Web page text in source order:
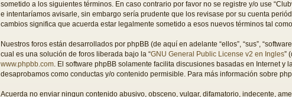
do
s
sometido a los siguientes términos. En caso contrario por favor no se registre y/o use
e intentaríamos avisarle, sin embargo sería prudente que los revisase por su cuenta
cambios significa que acuerda estar legalmente sometido a esos nuevos términos tal
Nuestros foros están desarrollados por phpBB (de aquí en adelante “ellos”, “sus”,
cual es una solución de foros liberada bajo la “GNU General Public License v2 en Ingles”
www.phpbb.com . El software phpBB solamente facilita discusiones basadas en Internet
desaprobamos como conductas y/o contenido permisible. Para más información sobre
Acuerda no enviar ningun contenido abusivo, obsceno, vulgar, difamatorio, indecente,